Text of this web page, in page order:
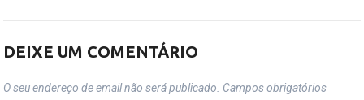
DEIXE UM COMENTÁRIO
O seu endereço de email não será publicado. Campos obrigatórios